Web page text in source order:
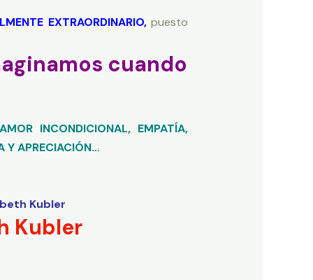
EXTRAORDINARIO,puesto
cuando
INCONDICIONAL, EMPATÍA,
Y APRECIACIÓN…
Kubler
Kubler